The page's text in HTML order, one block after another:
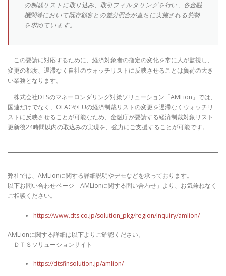
の制裁リストに取り込み、取引フィルタリングを行い、各金融
機関等において既存顧客との差分照合が直ちに実施される態勢
を求めています。
この要請に対応するために、経済対象者の指定の変化を常に人が監視し、
変更の都度、遅滞なく自社のウォッチリストに反映させることは負荷の大き
い業務となります。
株式会社DTSのマネーロンダリング対策ソリューション「AMLion」では、
国連だけでなく、OFACやEUの経済制裁リストの変更を遅滞なくウォッチリ
ストに反映させることが可能なため、金融庁が要請する経済制裁対象リスト
更新後24時間以内の取込みの実現を、強力にご支援することが可能です。
弊社では、AMLionに関する詳細説明やデモなどを承っております。
以下お問い合わせページ「AMLionに関する問い合わせ」より、お気兼ねなく
ご相談ください。
https://www.dts.co.jp/solution_pkg/region/inquiry/amlion/
AMLionに関する詳細は以下よりご確認ください。
ＤＴＳソリューションサイト
https://dtsfinsolution.jp/amlion/